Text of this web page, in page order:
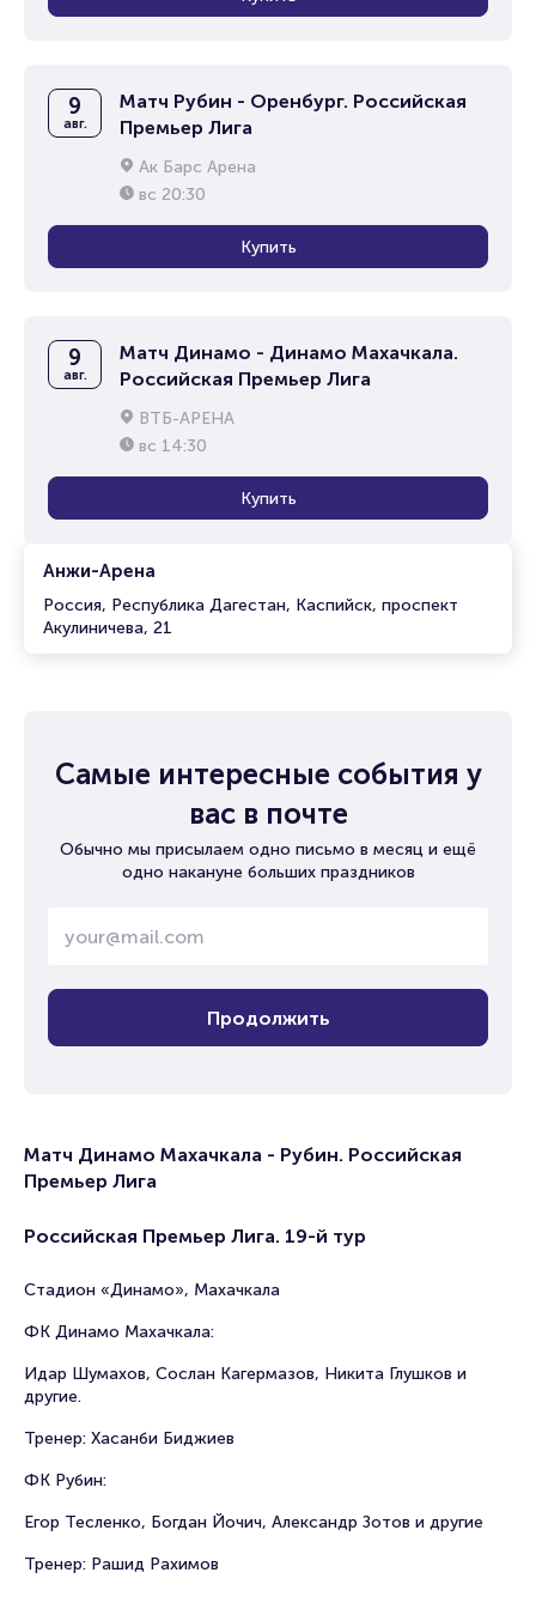
Анжи-Арена
Россия, Республика Дагестан, Каспийск, проспект
Акулиничева, 21
9
авг.
Матч Рубин - Оренбург. Российская
Премьер Лига
Ак Барс Арена
вс 20:30
Купить
9
авг.
Матч Динамо - Динамо Махачкала.
Российская Премьер Лига
ВТБ-АРЕНА
вс 14:30
Купить
Самые интересные события у
вас в почте
Обычно мы присылаем одно письмо в месяц и ещё
одно накануне больших праздников
Продолжить
Матч Динамо Махачкала - Рубин. Российская
Премьер Лига
Российская Премьер Лига. 19-й тур
Стадион «Динамо», Махачкала
ФК Динамо Махачкала:
Идар Шумахов, Сослан Кагермазов, Никита Глушков и
другие.
Тренер: Хасанби Биджиев
ФК Рубин:
Егор Тесленко, Богдан Йочич, Александр Зотов и другие
Тренер: Рашид Рахимов